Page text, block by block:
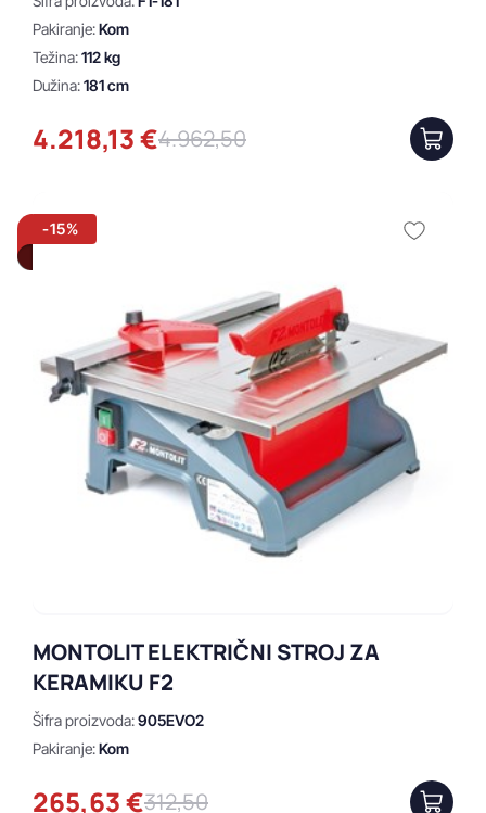
Pakiranje:Kom
Težina:112 kg
Dužina:181 cm
4.218,13 €4.962,50
-15%
MONTOLIT ELEKTRIČNI STROJ ZA
KERAMIKU F2
Šifra proizvoda:905EVO2
Pakiranje:Kom
265,63 €312,50